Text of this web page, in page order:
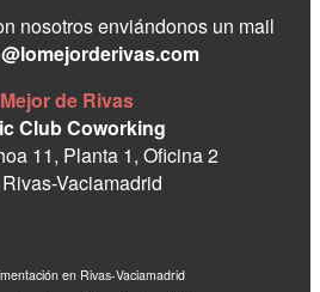
nosotros enviándonos un mail
de Rivas
Club Coworking
11, Planta 1, Oficina 2
Vaciamadrid
en Rivas-Vaciamadrid